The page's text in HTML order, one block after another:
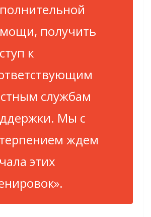
получить
к
службам
Мы с
ждем
этих